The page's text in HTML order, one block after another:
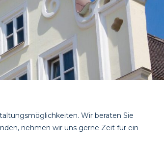
Wir beraten Sie
nehmen wir uns gerne Zeit für ein